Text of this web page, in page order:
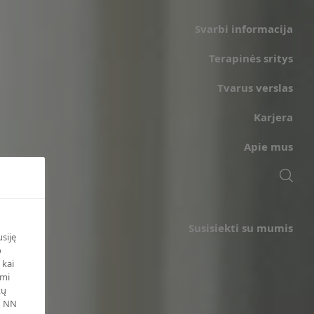
Svarbi informacija
Terapinės sritys
Tvarus verslas
Karjera
Apie mus
Susisiekti su mumis
NN